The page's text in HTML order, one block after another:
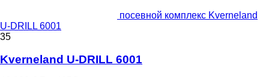
посевной комплекс Kverneland
U-DRILL 6001
35
Kverneland U-DRILL 6001